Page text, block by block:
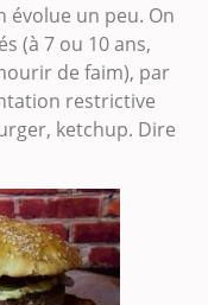
évolue un peu. On
(à 7 ou 10 ans,
de faim), par
restrictive
ketchup. Dire